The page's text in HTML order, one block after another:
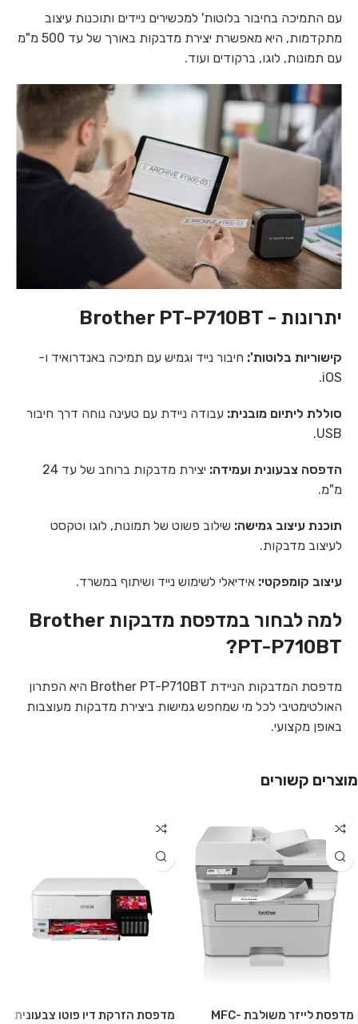
עם התמיכה בחיבור בלוטות' למכשירים ניידים ותוכנות עיצוב
מתקדמות, היא מאפשרת יצירת מדבקות באורך של עד 500 מ"מ
עם תמונות, לוגו, ברקודים ועוד.
יתרונות - Brother PT-P710BT
קישוריות בלוטות': חיבור נייד וגמיש עם תמיכה באנדרואיד ו-
iOS.
סוללת ליתיום מובנית: עבודה ניידת עם טעינה נוחה דרך חיבור
USB.
הדפסה צבעונית ועמידה:
יצירת מדבקות ברוחב של עד 24
מ"מ.
תוכנת עיצוב גמישה: שילוב פשוט של תמונות, לוגו וטקסט
לעיצוב מדבקות.
עיצוב קומפקטי: אידיאלי לשימוש נייד ושיתוף במשרד.
למה לבחור במדפסת מדבקות Brother
PT-P710BT?
מדפסת המדבקות הניידת Brother PT-P710BT היא הפתרון
האולטימטיבי לכל מי שמחפש גמישות ביצירת מדבקות מעוצבות
באופן מקצועי.
מוצרים קשורים
מדפסת לייזר משולבת MFC- מדפסת הזרקת דיו פוטו צבעונית